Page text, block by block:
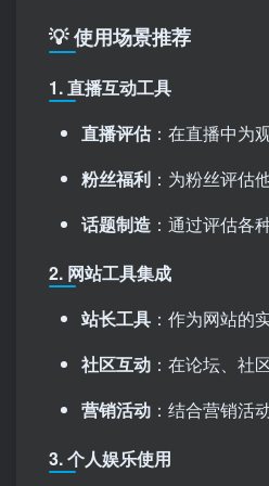
💡 使用场景推荐
1. 直播互动工具
直播评估：在直播中为
粉丝福利 ：为粉丝评估
话题制造 ：通过评估各
2. 网站工具集成
站长工具 ：作为网站的
社区互动 ：在论坛、社
营销活动 ：结合营销活
3. 个人娱乐使用